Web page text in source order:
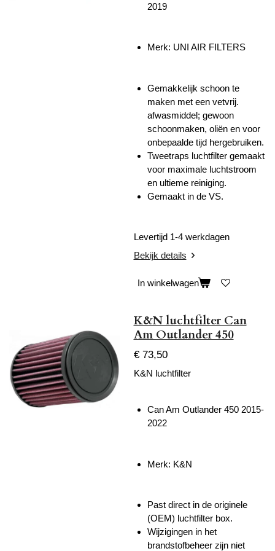
2019
Merk: UNI AIR FILTERS
Gemakkelijk schoon te
maken met een vetvrij.
afwasmiddel; gewoon
schoonmaken, oliën en voor
onbepaalde tijd hergebruiken.
Tweetraps luchtfilter gemaakt
voor maximale luchtstroom
en ultieme reiniging.
Gemaakt in de VS.
Levertijd 1-4 werkdagen
Bekijk details
In winkelwagen
K&N luchtfilter Can
Am Outlander 450
€ 73,50
K&N luchtfilter
Can Am Outlander 450 2015-
2022
Merk: K&N
Past direct in de originele
(OEM) luchtfilter box.
Wijzigingen in het
brandstofbeheer zijn niet